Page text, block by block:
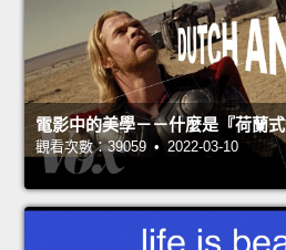
電影中的美學－－什麼是『荷蘭
觀看次數：39059 • 2022-03-10